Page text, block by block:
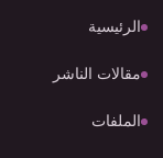
الرئيسية
مقالات الناشر
الملفات